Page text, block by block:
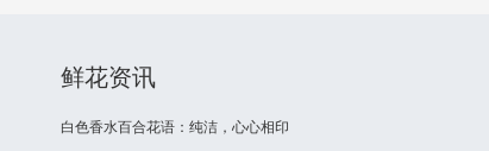
鲜花资讯
白色香水百合花语：纯洁，心心相印